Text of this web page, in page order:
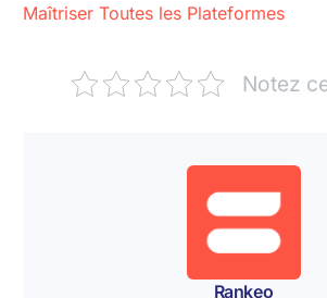
Maîtriser Toutes les Plateformes
Notez
Rankeo